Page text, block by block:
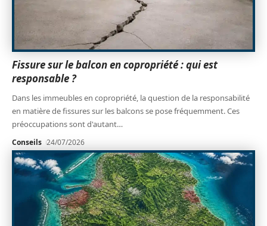
Fissure sur le balcon en copropriété : qui est
responsable ?
Dans les immeubles en copropriété, la question de la responsabilité
en matière de fissures sur les balcons se pose fréquemment. Ces
préoccupations sont d'autant…
Conseils 24/07/2026